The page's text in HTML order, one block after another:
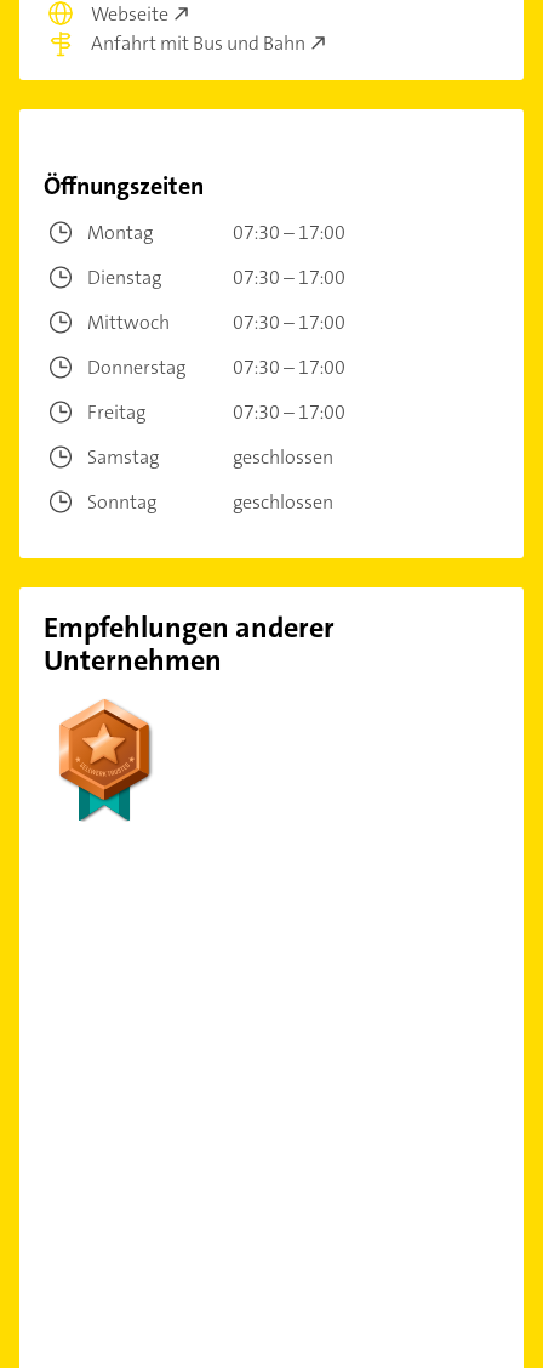
Webseite
Anfahrt mit Bus und Bahn
Öffnungszeiten
Montag
07:30 – 17:00
Dienstag
07:30 – 17:00
Mittwoch
07:30 – 17:00
Donnerstag
07:30 – 17:00
Freitag
07:30 – 17:00
Samstag
geschlossen
Sonntag
geschlossen
Empfehlungen anderer
Unternehmen